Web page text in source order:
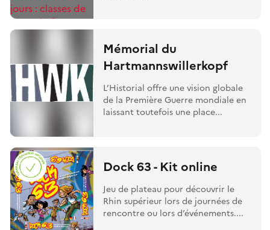
Mémorial du
Hartmannswillerkopf
L’Historial offre une vision globale
de la Première Guerre mondiale en
laissant toutefois une place...
Dock 63 - Kit online
Jeu de plateau pour découvrir le
Rhin supérieur lors de journées de
rencontre ou lors d’événements....